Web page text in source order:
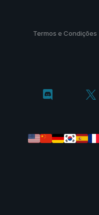
Termos e Condições